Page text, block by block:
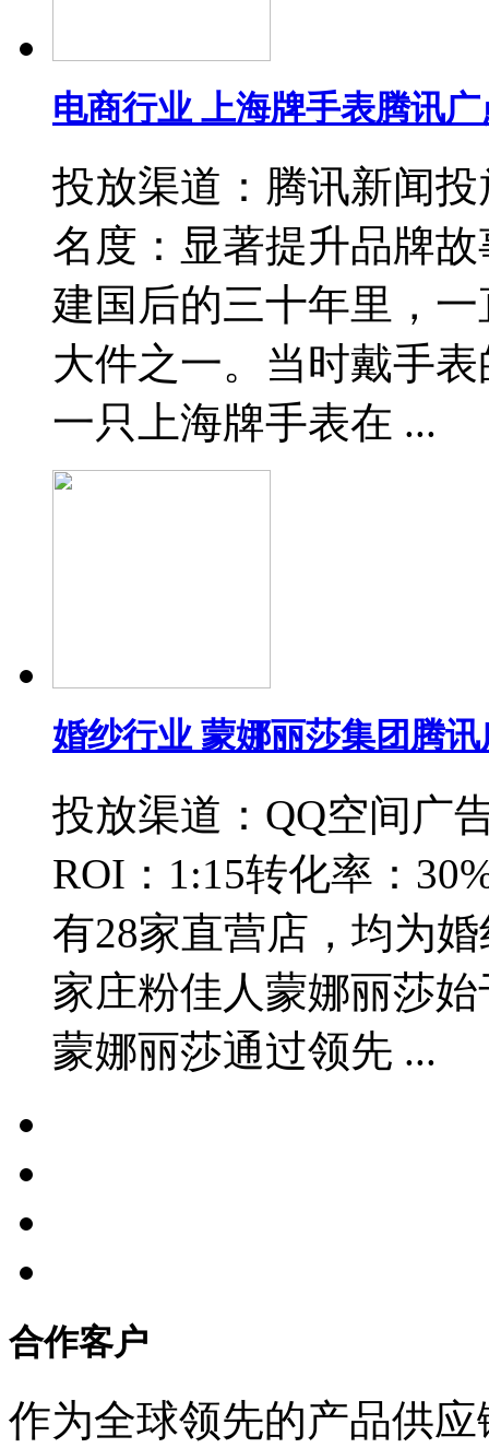
电商行业 上海牌手表腾讯
投放渠道：腾讯新闻
名度：显著提升品牌
建国后的三十年里，
大件之一。当时戴手
一只上海牌手表在 ...
婚纱行业 蒙娜丽莎集团腾
投放渠道：QQ空间广
ROI：1:15转化率：
有28家直营店，均为
家庄粉佳人蒙娜丽莎
蒙娜丽莎通过领先 ...
合作客户
作为全球领先的产品供